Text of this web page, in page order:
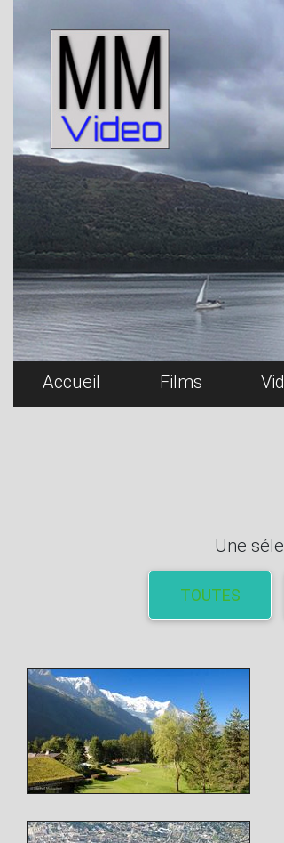
Accueil Films
Une
TOUTES